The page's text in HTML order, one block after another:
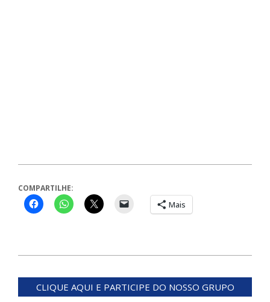
COMPARTILHE:
Mais
06-
CLIQUE AQUI E PARTICIPE DO NOSSO GRUPO